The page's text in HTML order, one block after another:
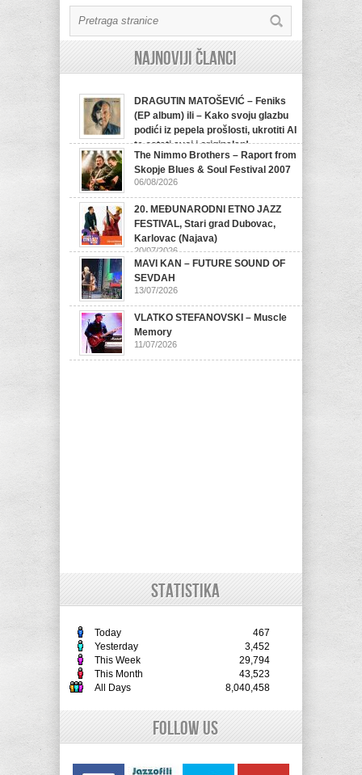
Najnoviji članci
DRAGUTIN MATOŠEVIĆ – Feniks
(EP album) ili – Kako svoju glazbu
podići iz pepela prošlosti, ukrotiti AI
te ostati svoj i originalan!
07/08/2026
The Nimmo Brothers – Raport from
Skopje Blues & Soul Festival 2007
06/08/2026
20. MEĐUNARODNI ETNO JAZZ
FESTIVAL, Stari grad Dubovac,
Karlovac (Najava)
20/07/2026
MAVI KAN – FUTURE SOUND OF
SEVDAH
13/07/2026
VLATKO STEFANOVSKI – Muscle
Memory
11/07/2026
STATISTIKA
Today
467
Yesterday
3,452
This Week
29,794
This Month
43,523
All Days
8,040,458
Follow Us